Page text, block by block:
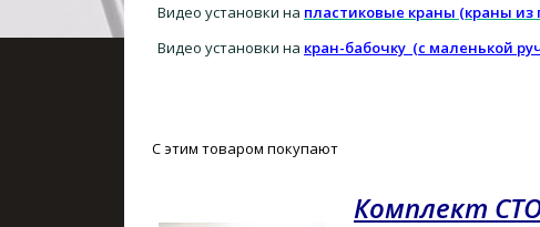
Видео установки на пластиковые краны (краны из
Видео установки на кран-бабочку (с маленькой
С этим товаром покупают
Комплект